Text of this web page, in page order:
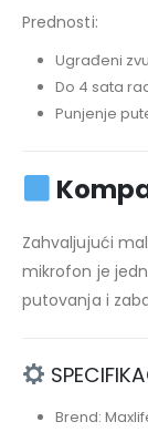
Prednosti:
Ugrađeni
Do 4 sata
Punjenje
Zahvaljujući
mikrofon je
putovanja i
Brend: